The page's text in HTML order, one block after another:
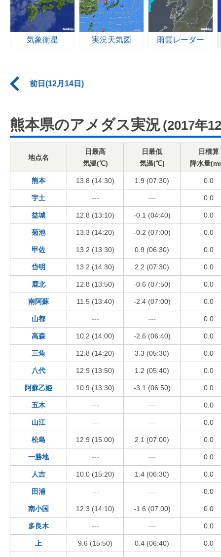
気象衛星 実況天気図 雨雲レーダー
前日(12月14日)
熊本県のアメダス実況 (2017年
地点名
日最高
気温(℃)
日最低
気温(℃)
日積算
降水量
熊本 13.8 (14:30) 1.9 (07:30) 0.0
宇土 --- --- 0.0
益城 12.8 (13:10) -0.1 (04:40) 0.0
菊池 13.3 (14:20) -0.2 (07:00) 0.0
甲佐 13.2 (13:30) 0.9 (06:30) 0.0
岱明 13.2 (14:30) 2.2 (07:30) 0.0
鹿北 12.8 (13:50) -0.6 (07:50) 0.0
南阿蘇 11.5 (13:40) -2.4 (07:00) 0.0
山都 --- --- 0.0
高森 10.2 (14:00) -2.6 (06:40) 0.0
三角 12.8 (14:20) 3.3 (05:30) 0.0
八代 12.9 (13:50) 1.2 (05:40) 0.0
阿蘇乙姫 10.9 (13:30) -3.1 (06:50) 0.0
五木 --- --- 0.0
山江 --- --- 0.0
松島 12.9 (15:00) 2.1 (07:00) 0.0
一勝地 --- --- 0.0
人吉 10.0 (15:20) 1.4 (06:30) 0.0
田浦 --- --- 0.0
南小国 12.3 (14:10) -1.6 (07:00) 0.0
多良木 --- --- 0.0
上 9.6 (15:50) 0.4 (06:40) 0.0